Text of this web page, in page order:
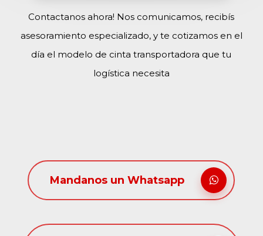
Contactanos ahora! Nos comunicamos, recibís
asesoramiento especializado, y te cotizamos en el
día el modelo de cinta transportadora que tu
logística necesita
Mandanos un Whatsapp